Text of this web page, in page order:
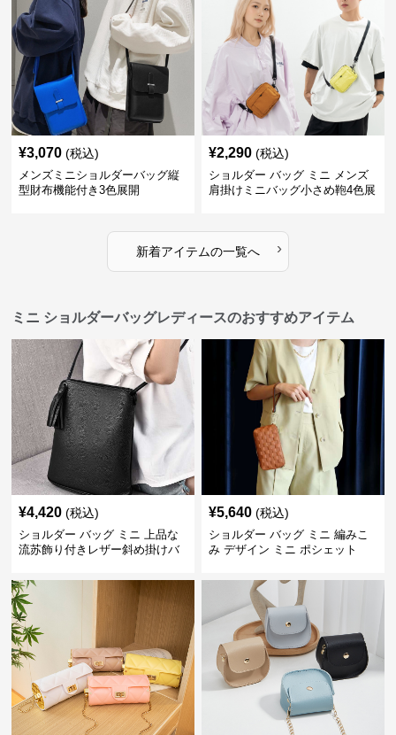
¥3,070 (税込)
メンズミニショルダーバッグ縦
型財布機能付き3色展開
¥2,290 (税込)
ショルダー バッグ ミニ メンズ
肩掛けミニバッグ小さめ鞄4色展
新着アイテムの一覧へ ›
ミニ ショルダーバッグレディースのおすすめアイテム
¥4,420 (税込)
ショルダー バッグ ミニ 上品な
流苏飾り付きレザー斜め掛けバ
¥5,640 (税込)
ショルダー バッグ ミニ 編みこ
み デザイン ミニ ポシェット